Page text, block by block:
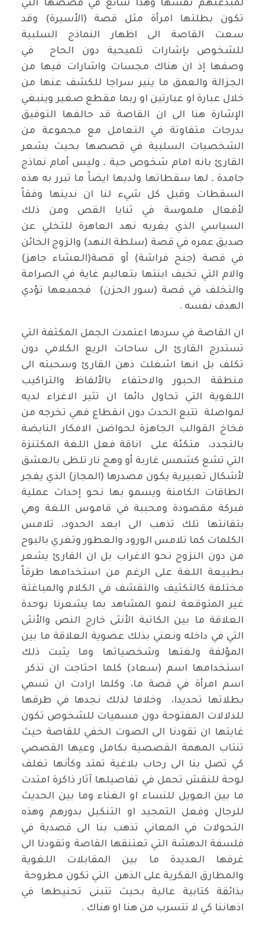
لمبدعتهم نفسها وهذا شائع في قصصها التي
تكون بطلتها امرأة مثل قصة (الأسيرة) وقد
سعت القاصة الى اظهار النماذج السلبية
للشخوص بإشارات تلميحية دون الحاح في
وصفها إذ ان هناك مجسات واشارات فيها من
الجزالة والعمق ما ينير سراجا للكشف عنها من
خلال عبارة او عبارتين او ربما مقطع صغير وينبغي
الإشارة هنا الى ان القاصة قد حالفها التوفيق
بدرجات متفاوتة في التعامل مع مجموعة من
الشخصيات السلبية في قصصها بحيث يشعر
القارئ بانه امام شخوص حية ـ وليس أمام نماذج
جامدة ـ لها سقطاتها ولديها ايضاً ما تبرر به هذه
السقطات وقبل كل شيء لنا ان ندينها وفقاً
لأفعال ملموسة في ثنايا القص ومن ذلك
السياسي الذي يغريه نهد العاهرة للتخلي عن
صديق عمره في قصة (سلطة النهد) والزوج الخائن
في قصة (جنح فراشة) أو قصة(العشاء جاهز)
والام التي تخيف ابنتها بتعاليم غاية في الصرامة
والتخلف في قصة (سور الحزن) فجميعها تؤدي
الهدف نفسه .
ان القاصة في سردها اعتمدت الجمل المكثفة التي
تستدرج القارئ الى ساحات الريع الكلامي دون
تكلف بل انها اشغلت ذهن القارئ وسحبته الى
منطقة الحبور والاحتفاء بالألفاظ والتراكيب
اللغوية التي تحاول دائما ان تثير الاغراء لديه
لمواصلة تتبع الحدث دون انقطاع فهي تخرجه من
فخاخ القوالب الجاهزة لحواضن الافكار النابضة
بالتجدد، متكئة على اناقة فعل اللغة المكتنزة
التي تشع كشمس غاربة أو وهج نار تلظى بالعشق
لأشكال تعبيرية يكون مصدرها (المجاز) الذي يفجر
الطاقات الكامنة ويسمو بها نحو إحداث عملية
فبركة مقصودة ومحببة في قاموس اللغة وهي
بتقانتها تلك تذهب الى ابعد الحدود، تلامس
الكلمات كما تلامس الورود والعطور وتغري بالبوح
من دون النزوح نحو الاغراب بل ان القارئ يشعر
بطبيعة اللغة على الرغم من استخدامها طرقاً
مختلفة كالتكثيف والتقشف في الكلام والمباغتة
غير المتوقعة لنمو المشاهد بما يشعرنا بوحدة
العلاقة ما بين الكاتبة الأنثى خارج النص والأنثى
التي في داخله ونعني بذلك عضوية العلاقة ما بين
المؤلفة ولغتها وشخصياتها وما يثبت ذلك
استخدامها اسم (سعاد) كلما احتاجت ان تذكر
اسم امرأة في قصة ما، وكلما ارادت ان تسمي
بطلاتها تحديدا، وخلافا لذلك نجدها في طرقها
للدلالات المفتوحة دون مسميات للشخوص تكون
غايتها ان تقودنا الى الصوت الخفي للقاصة حيث
تنتاب المهمة القصصية بكامل وعيها القصصي
كي تصل بنا الى رحاب بلاغية تمتد وكأنها تغلف
لوحة للنقش تحمل في تفاصيلها آثار ذاكرة امتدت
ما بين العويل للنساء او الغناء وما بين الحديث
للرجال وفعل التمجيد او التنكيل بدورهم وهذه
التحولات في المعاني تذهب بنا الى قصدية في
فلسفة الدهشة التي تعتنقها القاصة وتقودنا الى
غرفها العديدة ما بين المقابلات اللغوية
والمطارق الفكرية على الذهن التي تكون مطروحة
بذائقة كتابية عالية بحيث تتبنى تحنيطها في
اذهاننا كي لا تتسرب من هنا او هناك .